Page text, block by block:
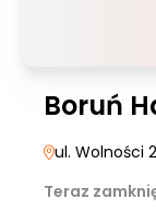
Boruń
ul. Wolności
Teraz